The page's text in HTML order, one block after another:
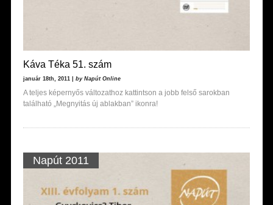
Káva Téka 51. szám
január 18th, 2011 | by Napút Online
A teljes képernyős változathoz kattintson a jobb felső sarokban
található „Megnyitás új ablakban” ikonra!
Napút 2011